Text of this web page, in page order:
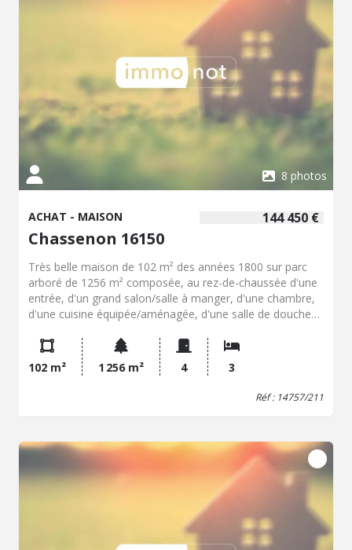
8 photos
144 450 €
ACHAT - MAISON
Chassenon 16150
Très belle maison de 102 m² des années 1800 sur parc
arboré de 1256 m² composée, au rez-de-chaussée d'une
entrée, d'un grand salon/salle à manger, d'une chambre,
d'une cuisine équipée/aménagée, d'une salle de douches
deux chambres et une seconde salle de douches avec
WC. Endroit paisible, agréable et confortable à seulement
quelques minutes de Rochechouart, Chabanais et Saint-
102 m² 1 256 m² 4 3
Réf : 14757/211